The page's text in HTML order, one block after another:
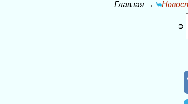
Главная→
➲